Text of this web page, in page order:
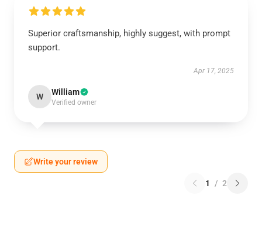
Superior craftsmanship, highly suggest, with prompt
support.
Apr 17, 2025
W William
Verified owner
Write your review
1 / 2